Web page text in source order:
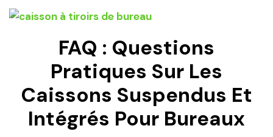
FAQ : Questions
Pratiques Sur Les
Caissons Suspendus Et
Intégrés Pour Bureaux